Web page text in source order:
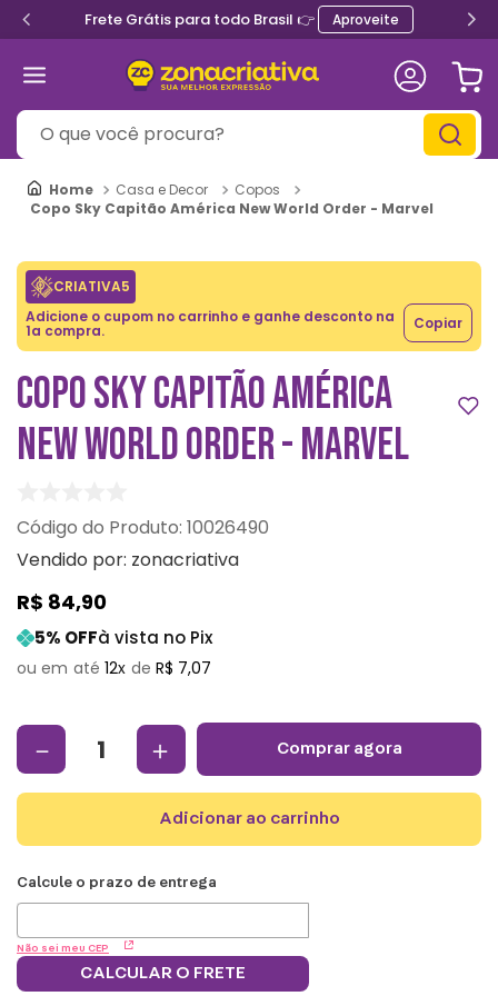
Frete Grátis para todo Brasil 👉 Aproveite
O que você procura?
Casa e Decor
Copos
Copo Sky Capitão América New World Order - Marvel
CRIATIVA5
Adicione o cupom no carrinho e ganhe desconto na
1a compra. Copiar
COPO SKY CAPITÃO AMÉRICA
NEW WORLD ORDER - MARVEL
: 10026490
Vendido por: zonacriativa
R$ 84,90
5% OFFà vista no Pix
12 R$ 7,07
＋
－ comprar agora
adicionar ao carrinho
Não sei meu CEP
CALCULAR O FRETE